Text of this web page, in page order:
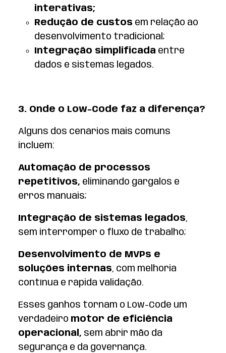
interativas;
Redução de custos em relação ao
desenvolvimento tradicional;
Integração simplificada entre
dados e sistemas legados.
3. Onde o Low-Code faz a diferença?
Alguns dos cenários mais comuns
incluem:
Automação de processos
repetitivos, eliminando gargalos e
erros manuais;
Integração de sistemas legados,
sem interromper o fluxo de trabalho;
Desenvolvimento de MVPs e
soluções internas, com melhoria
contínua e rápida validação.
Esses ganhos tornam o Low-Code um
verdadeiro motor de eficiência
operacional, sem abrir mão da
segurança e da governança.